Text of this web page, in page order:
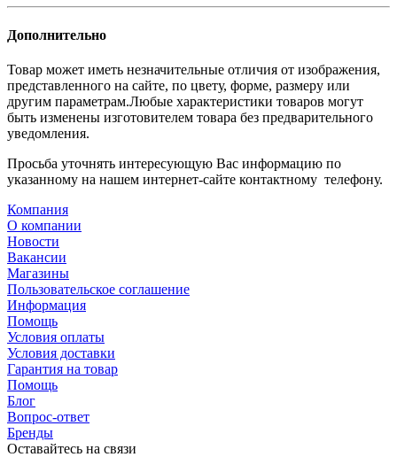
Дополнительно
Товар может иметь незначительные отличия от изображения,
представленного на сайте, по цвету, форме, размеру или
другим параметрам.Любые характеристики товаров могут
быть изменены изготовителем товара без предварительного
уведомления.
Просьба уточнять интересующую Вас информацию по
указанному на нашем интернет-сайте контактному телефону.
Компания
О компании
Новости
Вакансии
Магазины
Пользовательское соглашение
Информация
Помощь
Условия оплаты
Условия доставки
Гарантия на товар
Помощь
Блог
Вопрос-ответ
Бренды
Оставайтесь на связи